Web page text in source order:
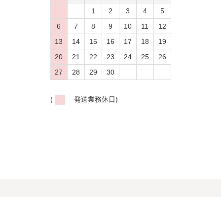
1
2 3 4
5
6
7 8 9 10 11
12
13
14 15 16 17 18
19
20
21 22 23 24 25
26
27
28 29 30
( 発送業務休日)